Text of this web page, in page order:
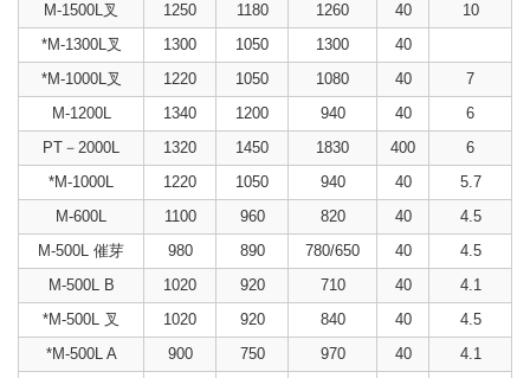
M-1500L叉
1250 1180 1260 40
10
*M-1300L叉
1300 1050 1300
40
*M-1000L叉
1220 1050 1080 40
7
M-1200L
1340 1200 940 40
6
PT－2000L
1320 1450 1830 400
6
*M-1000L
1220 1050 940 40
5.7
M-600L
1100 960 820 40
4.5
M-500L 催芽
980 890 780/650 40
4.5
M-500L B
1020 920 710 40
4.1
*M-500L 叉
1020 920 840 40
4.5
*M-500L A
900 750 970 40
4.1